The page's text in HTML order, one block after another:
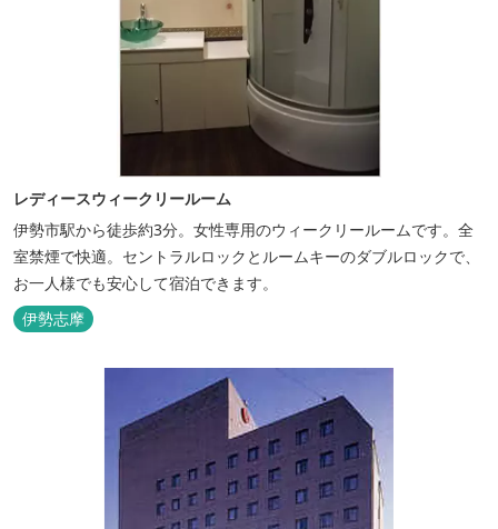
レディースウィークリールーム
伊勢市駅から徒歩約3分。女性専用のウィークリールームです。全
室禁煙で快適。セントラルロックとルームキーのダブルロックで、
お一人様でも安心して宿泊できます。
伊勢志摩